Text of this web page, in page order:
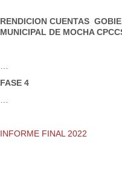
RENDICION CUENTAS
MUNICIPAL DE MOCHA
FASE 4
INFORME FINAL 2022